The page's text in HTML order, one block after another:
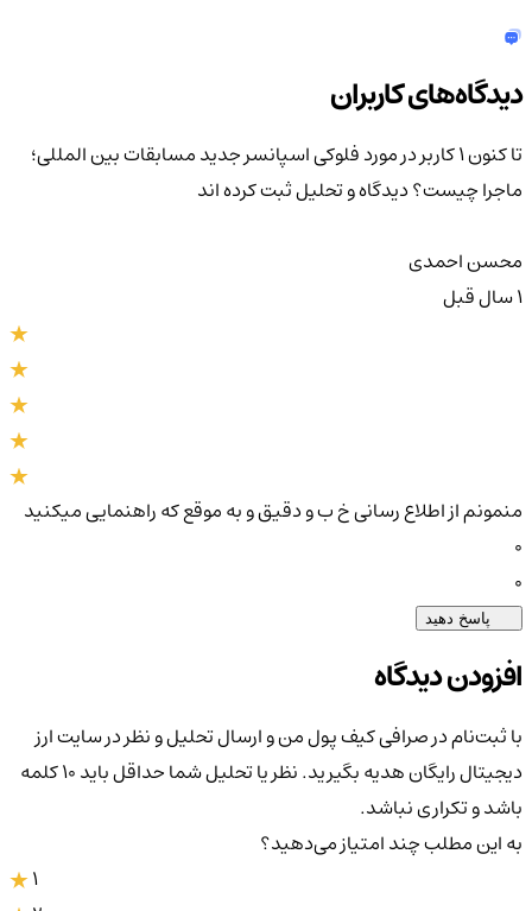
دیدگاه‌های کاربران
تا کنون 1 کاربر در مورد
فلوکی اسپانسر جدید مسابقات بین المللی؛
ماجرا چیست؟دیدگاه و تحلیل ثبت کرده اند
محسن احمدی
منمونم از اطلاع رسانی خ ب و دقیق و به موقع که راهنمایی میکنید
پاسخ دهید
افزودن دیدگاه
با ثبت‌نام در صرافی کیف پول من و ارسال تحلیل و نظر در سایت ارز
دیجیتال رایگان هدیه بگیرید. نظر یا تحلیل شما حداقل باید ۱۰ کلمه
باشد و تکراری نباشد.
به این مطلب چند امتیاز می‌دهید؟